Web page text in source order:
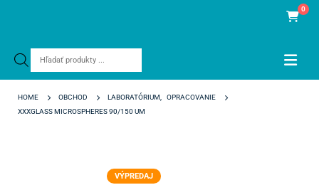
Products
0
HOME OBCHOD LABORATÓRIUM
OPRACOVANIE
XXXGLASS MICROSPHERES 90/150 UM
VÝPREDAJ